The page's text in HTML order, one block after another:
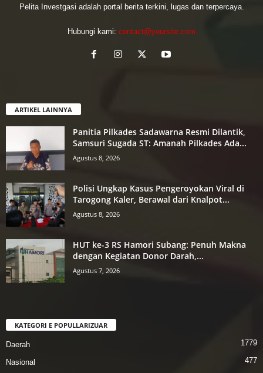
Pelita Investgasi adalah portal berita terkini, lugas dan terpercaya.
Hubungi kami: contact@yoursite.com
ARTIKEL LAINNYA
Panitia Pilkades Sadawarna Resmi Dilantik,
Samsuri Sugada ST: Amanah Pilkades Ada...
Agustus 8, 2026
Polisi Ungkap Kasus Pengeroyokan Viral di
Tarogong Kaler, Berawal dari Knalpot...
Agustus 8, 2026
HUT ke-3 RS Hamori Subang: Penuh Makna
dengan Kegiatan Donor Darah,...
Agustus 7, 2026
KATEGORI E POPULLARIZUAR
Daerah 1779
Nasional 477